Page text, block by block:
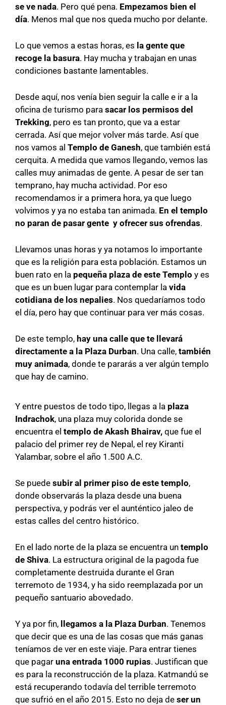
se ve nada. Pero qué pena. Empezamos bien el
día. Menos mal que nos queda mucho por delante.
Lo que vemos a estas horas, es la gente que
recoge la basura. Hay mucha y trabajan en unas
condiciones bastante lamentables.
Desde aquí, nos venía bien seguir la calle e ir a la
oficina de turismo para sacar los permisos del
Trekking, pero es tan pronto, que va a estar
cerrada. Así que mejor volver más tarde. Así que
nos vamos al Templo de Ganesh, que también está
cerquita. A medida que vamos llegando, vemos las
calles muy animadas de gente. A pesar de ser tan
temprano, hay mucha actividad. Por eso
recomendamos ir a primera hora, ya que luego
volvimos y ya no estaba tan animada. En el templo
no paran de pasar gente y ofrecer sus ofrendas.
Llevamos unas horas y ya notamos lo importante
que es la religión para esta población. Estamos un
buen rato en la pequeña plaza de este Templo y es
que es un buen lugar para contemplar la vida
cotidiana de los nepalies. Nos quedaríamos todo
el día, pero hay que continuar para ver más cosas.
De este templo, hay una calle que te llevará
directamente a la Plaza Durban. Una calle, también
muy animada, donde te pararás a ver algún templo
que hay de camino.
Y entre puestos de todo tipo, llegas a la plaza
Indrachok, una plaza muy colorida donde se
encuentra e templo de Akash Bhairav, que ​​fue el
palacio del primer rey de Nepal, el rey Kiranti
Yalambar, sobre el año 1.500 A.C.
Se puede subir al primer piso de este templo,
donde observarás la plaza desde una buena
perspectiva, y podrás ver el aunténtico jaleo de
estas calles del centro histórico.
En el lado norte de la plaza se encuentra un templo
de Shiva. La estructura original de la pagoda fue
completamente destruida durante el Gran
terremoto de 1934, y ha sido reemplazada por un
pequeño santuario abovedado.
Y ya por fin, llegamos a la Plaza Durban. Tenemos
que decir que es una de las cosas que más ganas
teníamos de ver en este viaje. Para entrar tienes
que pagar una entrada 1000 rupias. Justifican que
es para la reconstrucción de la plaza. Katmandú se
está recuperando todavía del terrible terremoto
que sufrió en el año 2015. Esto no deja de ser un